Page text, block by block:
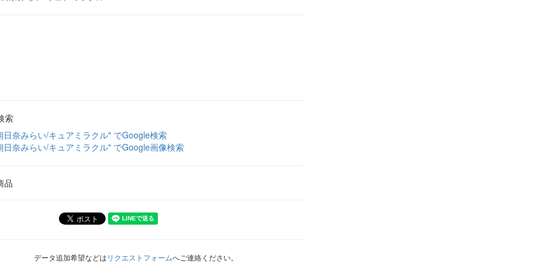
索
日奈みらい/キュアミラクル" でGoogle検索
日奈みらい/キュアミラクル" でGoogle画像検索
品
データ追加希望などはリクエストフォームへご連絡ください。